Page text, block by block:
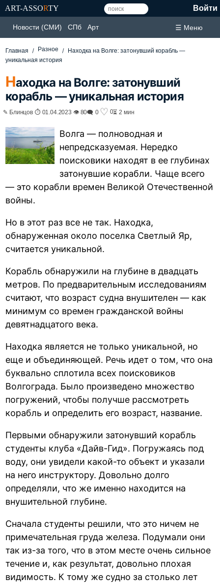
ART-ASSORTY Войти
Новости (СМИ) СПб Арт ☰ Меню
Главная Разное
Находка на Волге: затонувший корабль —
уникальная история
Находка на Волге: затонувший
корабль — уникальная история
✎ Блинцов ⏱ 01.04.2023 👁 80🗨 0 ♡ 0⏳ 2 мин
Волга — полноводная и
непредсказуемая. Нередко
поисковики находят в ее глубинах
затонувшие корабли. Чаще всего
— это корабли времен Великой Отечественной
войны.
Но в этот раз все не так. Находка,
обнаруженная около поселка Светлый Яр,
считается уникальной.
Корабль обнаружили на глубине в двадцать
метров. По предварительным исследованиям
считают, что возраст судна внушителен — как
минимум со времен гражданской войны
девятнадцатого века.
Находка является не только уникальной, но
еще и объединяющей. Речь идет о том, что она
буквально сплотила всех поисковиков
Волгограда. Было произведено множество
погружений, чтобы получше рассмотреть
корабль и определить его возраст, название.
Первыми обнаружили затонувший корабль
студенты клуба «Дайв-Гид». Погружаясь под
воду, они увидели какой-то объект и указали
на него инструктору. Довольно долго
определяли, что же именно находится на
внушительной глубине.
Сначала студенты решили, что это ничем не
примечательная груда железа. Подумали они
так из-за того, что в этом месте очень сильное
течение и, как результат, довольно плохая
видимость. К тому же судно за столько лет